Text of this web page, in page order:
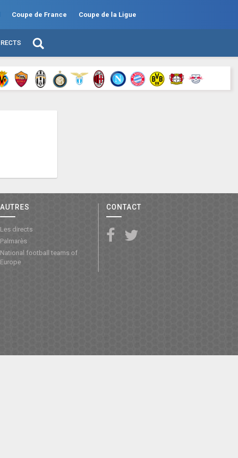
Coupe de France Coupe de la Ligue
AUTRES
Les directs
Palmarès
National football teams of
Europe
CONTACT